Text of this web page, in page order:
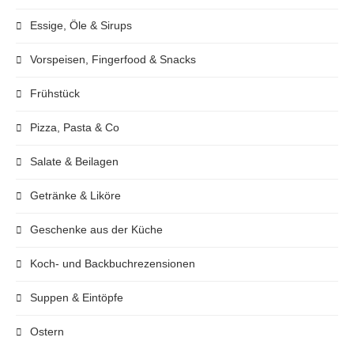
Essige, Öle & Sirups
Vorspeisen, Fingerfood & Snacks
Frühstück
Pizza, Pasta & Co
Salate & Beilagen
Getränke & Liköre
Geschenke aus der Küche
Koch- und Backbuchrezensionen
Suppen & Eintöpfe
Ostern